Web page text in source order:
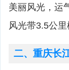
美丽风光，运
风光带3.5公里
二、重庆长